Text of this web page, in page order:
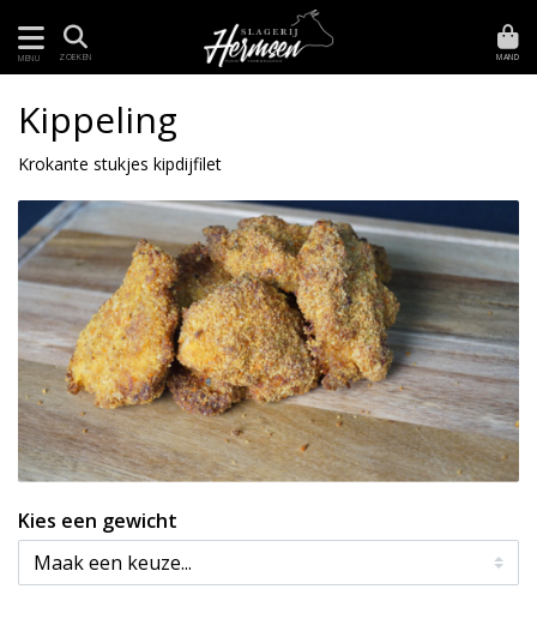
MENU ZOEKEN MAND
Kippeling
Krokante stukjes kipdijfilet
Kies een gewicht